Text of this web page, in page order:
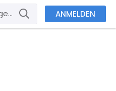
ANMELDEN